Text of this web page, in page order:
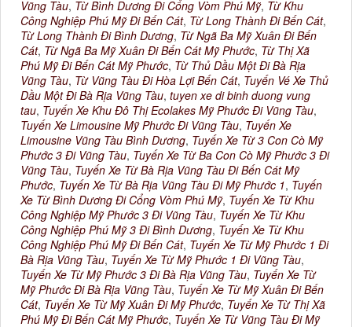
Vũng Tàu, Từ Bình Dương Đi Cổng Vòm Phú Mỹ, Từ Khu
Công Nghiệp Phú Mỹ Đi Bến Cát, Từ Long Thành Đi Bến Cát,
Từ Long Thành Đi Bình Dương, Từ Ngã Ba Mỹ Xuân Đi Bến
Cát, Từ Ngã Ba Mỹ Xuân Đi Bến Cát Mỹ Phước, Từ Thị Xã
Phú Mỹ Đi Bến Cát Mỹ Phước, Từ Thủ Dầu Một Đi Bà Rịa
Vũng Tàu, Từ Vũng Tàu Đi Hòa Lợi Bến Cát, Tuyến Vé Xe Thủ
Dầu Một Đi Bà Rịa Vũng Tàu, tuyen xe di binh duong vung
tau, Tuyến Xe Khu Đô Thị Ecolakes Mỹ Phước Đi Vũng Tàu,
Tuyến Xe Limousine Mỹ Phước Đi Vũng Tàu, Tuyến Xe
Limousine Vũng Tàu Bình Dương, Tuyến Xe Từ 3 Con Cò Mỹ
Phước 3 Đi Vũng Tàu, Tuyến Xe Từ Ba Con Cò Mỹ Phước 3 Đi
Vũng Tàu, Tuyến Xe Từ Bà Rịa Vũng Tàu Đi Bến Cát Mỹ
Phước, Tuyến Xe Từ Bà Rịa Vũng Tàu Đi Mỹ Phước 1, Tuyến
Xe Từ Bình Dương Đi Cổng Vòm Phú Mỹ, Tuyến Xe Từ Khu
Công Nghiệp Mỹ Phước 3 Đi Vũng Tàu, Tuyến Xe Từ Khu
Công Nghiệp Phú Mỹ 3 Đi Bình Dương, Tuyến Xe Từ Khu
Công Nghiệp Phú Mỹ Đi Bến Cát, Tuyến Xe Từ Mỹ Phước 1 Đi
Bà Rịa Vũng Tàu, Tuyến Xe Từ Mỹ Phước 1 Đi Vũng Tàu,
Tuyến Xe Từ Mỹ Phước 3 Đi Bà Rịa Vũng Tàu, Tuyến Xe Từ
Mỹ Phước Đi Bà Rịa Vũng Tàu, Tuyến Xe Từ Mỹ Xuân Đi Bến
Cát, Tuyến Xe Từ Mỹ Xuân Đi Mỹ Phước, Tuyến Xe Từ Thị Xã
Phú Mỹ Đi Bến Cát Mỹ Phước, Tuyến Xe Từ Vũng Tàu Đi Mỹ